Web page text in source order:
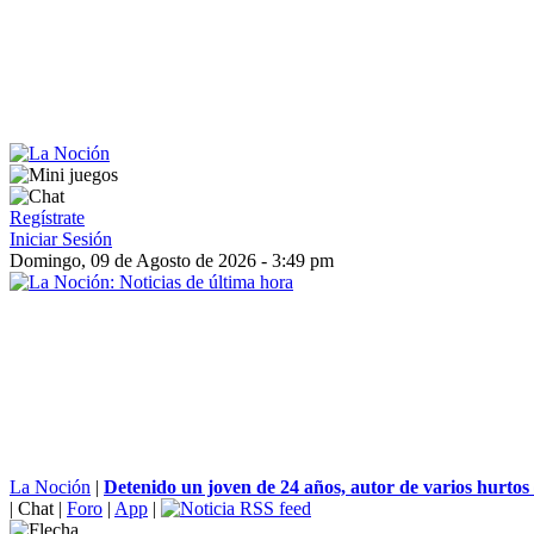
Regístrate
Iniciar Sesión
Domingo, 09 de Agosto de 2026 - 3:49 pm
La Noción | Detenido un joven de 24 años, autor de varios hurtos
| Chat | Foro | App |